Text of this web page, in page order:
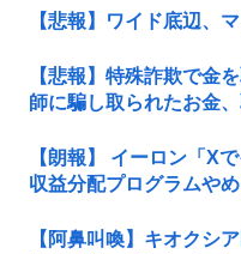
【悲報】ワイド底辺、
【悲報】特殊詐欺で金
師に騙し取られたお金
【朗報】 イーロン「X
収益分配プログラムやめ
【阿鼻叫喚】キオクシ